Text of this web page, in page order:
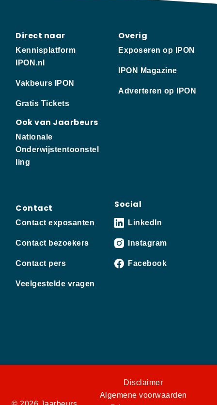
Direct naar
Kennisplatform
IPON.nl
Vakbeurs IPON
Gratis Tickets
Ook van Jaarbeurs
Nationale
Onderwijstentoonstel
ling
Overig
Exposeren op IPON
IPON Magazine
Adverteren op IPON
Contact
Contact exposanten
Contact bezoekers
Contact pers
Veelgestelde vragen
Social
LinkedIn
Instagram
Facebook
Disclaimer
Algemene voorwaarden